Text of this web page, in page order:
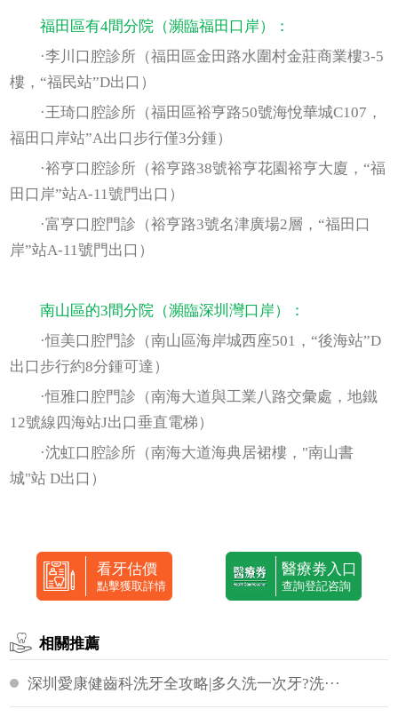
福田區有4間分院（瀕臨福田口岸）：
·李川口腔診所（福田區金田路水圍村金莊商業樓3-5
樓，“福民站”D出口）
·王琦口腔診所（福田區裕亨路50號海悅華城C107，
福田口岸站”A出口步行僅3分鍾）
·裕亨口腔診所（裕亨路38號裕亨花園裕亨大廈，“福
田口岸”站A-11號門出口）
·富亨口腔門診（裕亨路3號名津廣場2層，“福田口
岸”站A-11號門出口）
南山區的3間分院（瀕臨深圳灣口岸）：
·恒美口腔門診（南山區海岸城西座501，“後海站”D
出口步行約8分鍾可達）
·恒雅口腔門診（南海大道與工業八路交彙處，地鐵
12號線四海站J出口垂直電梯）
·沈虹口腔診所（南海大道海典居裙樓，"南山書
城"站 D出口）
看牙估價
點擊獲取詳情
醫療劵入口
查詢登記咨詢
相關推薦
深圳愛康健齒科洗牙全攻略|多久洗一次牙?洗···